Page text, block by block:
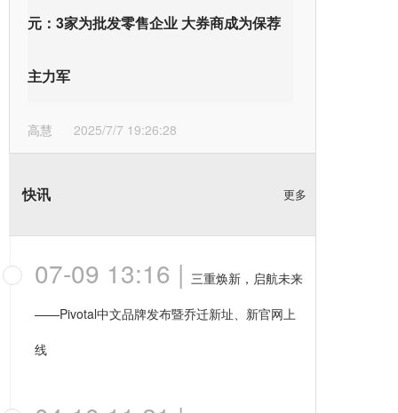
元：3家为批发零售企业 大券商成为保荐
主力军
高慧 2025/7/7 19:26:28
快讯 更多
07-09 13:16 | 三重焕新，启航未来
——Pivotal中文品牌发布暨乔迁新址、新官网上
线